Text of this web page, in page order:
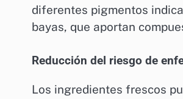
diferentes pigmentos
bayas, que aportan
Reducción del riesgo de
Los ingredientes frescos